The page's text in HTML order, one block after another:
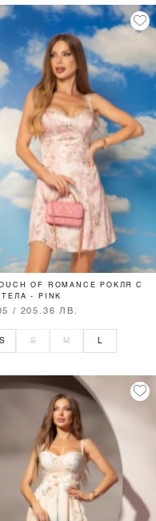
OF ROMANCE РОКЛЯ С
- PINK
/ 205.36 ЛВ.
S M